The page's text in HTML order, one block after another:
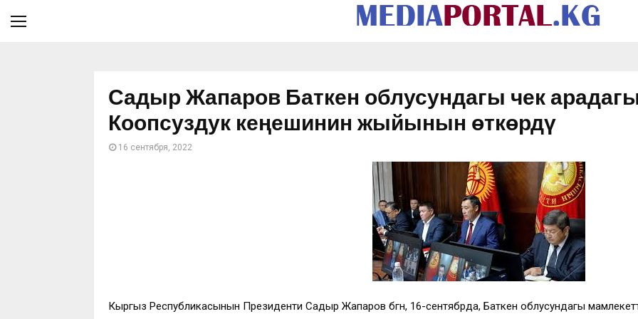
Садыр Жапаров Баткен облусундагы чек
Коопсуздук кеңешинин жыйынын өткөрдү
16 сентября, 2022
Кыргыз Республикасынын Президенти Садыр Жапаров бүгүн, 16-сентябрда, Баткен облусундагы